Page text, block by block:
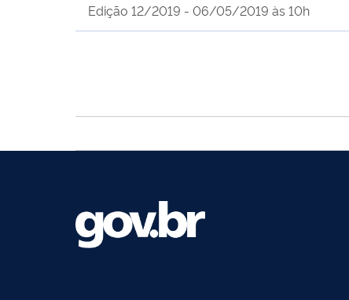
Edição 12/2019 - 06/05/2019 às 10h